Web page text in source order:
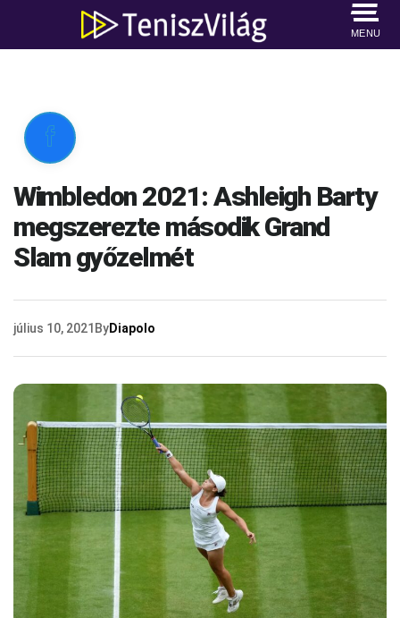
MENU

Wimbledon 2021: Ashleigh Barty
megszerezte második Grand
Slam győzelmét
július 10, 2021 ByDiapolo